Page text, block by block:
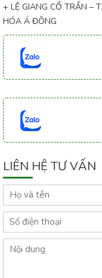
+ LỆ GIANG CỔ TRẤN –
HÓA Á ĐÔNG
LIÊN HỆ TƯ VẤN